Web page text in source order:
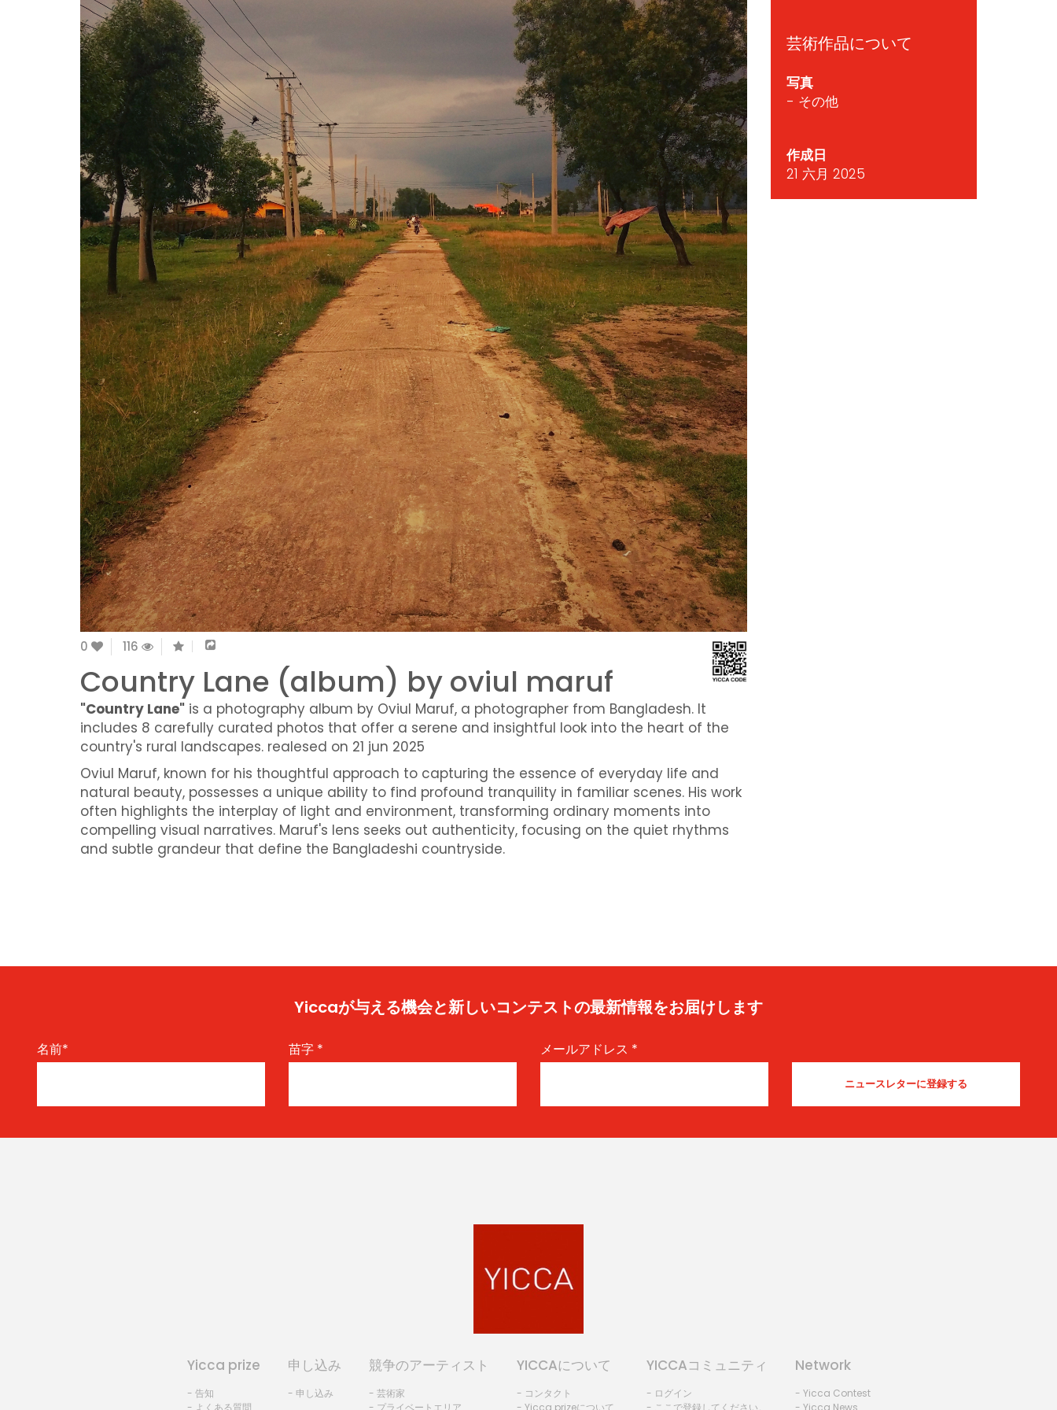
0 116
Country Lane (album) by oviul maruf
"Country Lane" is a photography album by Oviul Maruf, a photographer from Bangladesh. It
includes 8 carefully curated photos that offer a serene and insightful look into the heart of the
country's rural landscapes. realesed on 21 jun 2025
Oviul Maruf, known for his thoughtful approach to capturing the essence of everyday life and
natural beauty, possesses a unique ability to find profound tranquility in familiar scenes. His work
often highlights the interplay of light and environment, transforming ordinary moments into
compelling visual narratives. Maruf's lens seeks out authenticity, focusing on the quiet rhythms
and subtle grandeur that define the Bangladeshi countryside.
芸術作品について
写真
- その他
作成日
21 六月 2025
Yiccaが与える機会と新しいコンテストの最新情報をお届けします
名前* 苗字 * メールアドレス *
Yicca prize
- 告知
申し込み
- 申し込み
競争のアーティスト
- 芸術家
YICCAについて
- コンタクト
YICCAコミュニティ
- ログイン
Network
- Yicca Contest